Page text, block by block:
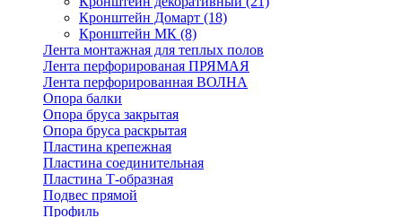
Кронштейн Домарт (18)
Кронштейн МК (8)
Лента монтажная для теплых полов
Лента перфорированая ПРЯМАЯ
Лента перфорированная ВОЛНА
Опора балки
Опора бруса закрытая
Опора бруса раскрытая
Пластина крепежная
Пластина соединительная
Пластина Т-образная
Подвес прямой
Профиль